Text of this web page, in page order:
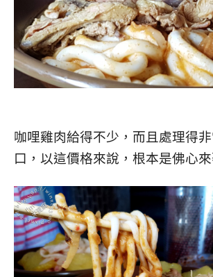
咖哩雞肉給得不少，而且處理得
口，以這價格來說，根本是佛心來